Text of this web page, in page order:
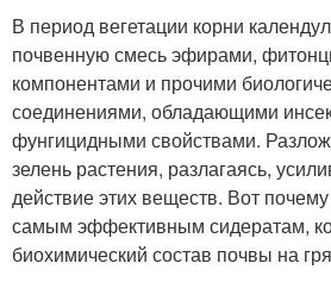
В период вегетации корни
почвенную смесь эфирами,
компонентами и прочими
соединениями, обладающими
фунгицидными свойствами.
зелень растения, разлагаясь,
действие этих веществ. Вот почему
самым эффективным сидератам,
биохимический состав почвы на